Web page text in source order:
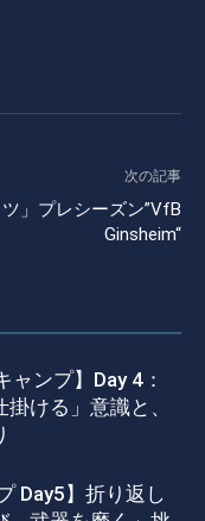
次の記事
ツ」プレシーズン”VfB
Ginsheim“
ャンプ】Day 4：
ける」意識と、
Day5】折り返し